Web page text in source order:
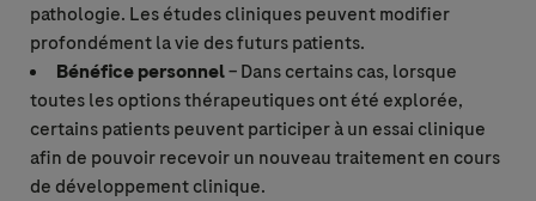
pathologie. Les études cliniques peuvent modifier
profondément la vie des futurs patients.
Bénéfice personnel– Dans certains cas, lorsque
toutes les options thérapeutiques ont été explorée,
certains patients peuvent participer à un essai clinique
afin de pouvoir recevoir un nouveau traitement en cours
de développement clinique.
Question
Je consens à ce que mes données personnelles soient traitées dans le but
de répondre à ma demande et conformément à la politique de
confidentialité de Roche en matière de protection des données
For Visitors from United States, our Privacy Statement can be reviewed
below:
https://www.gene.com/privacy-policy
For Visitors from Canada, our Privacy Statement can be reviewed below:
http://www.rochecanada.com/en/content/footer-items/privacy.html